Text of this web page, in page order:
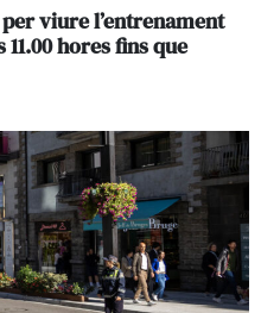
viure l’entrenament
hores fins que